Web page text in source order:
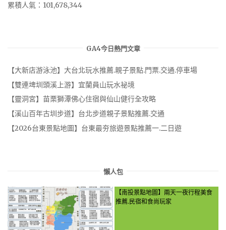
累積人氣：101,678,344
GA4今日熱門文章
【大新店游泳池】大台北玩水推薦.親子景點.門票.交通.停車場
【雙連埤圳頭溪上游】宜蘭員山玩水祕境
【靈洞宮】苗栗獅潭佛心住宿與仙山健行全攻略
【溪山百年古圳步道】台北步道親子景點推薦.交通
【2026台東景點地圖】台東最夯旅遊景點推薦一.二日遊
懶人包
【南投景點地圖】兩天一夜行程美食
推薦.民宿和食尚玩家